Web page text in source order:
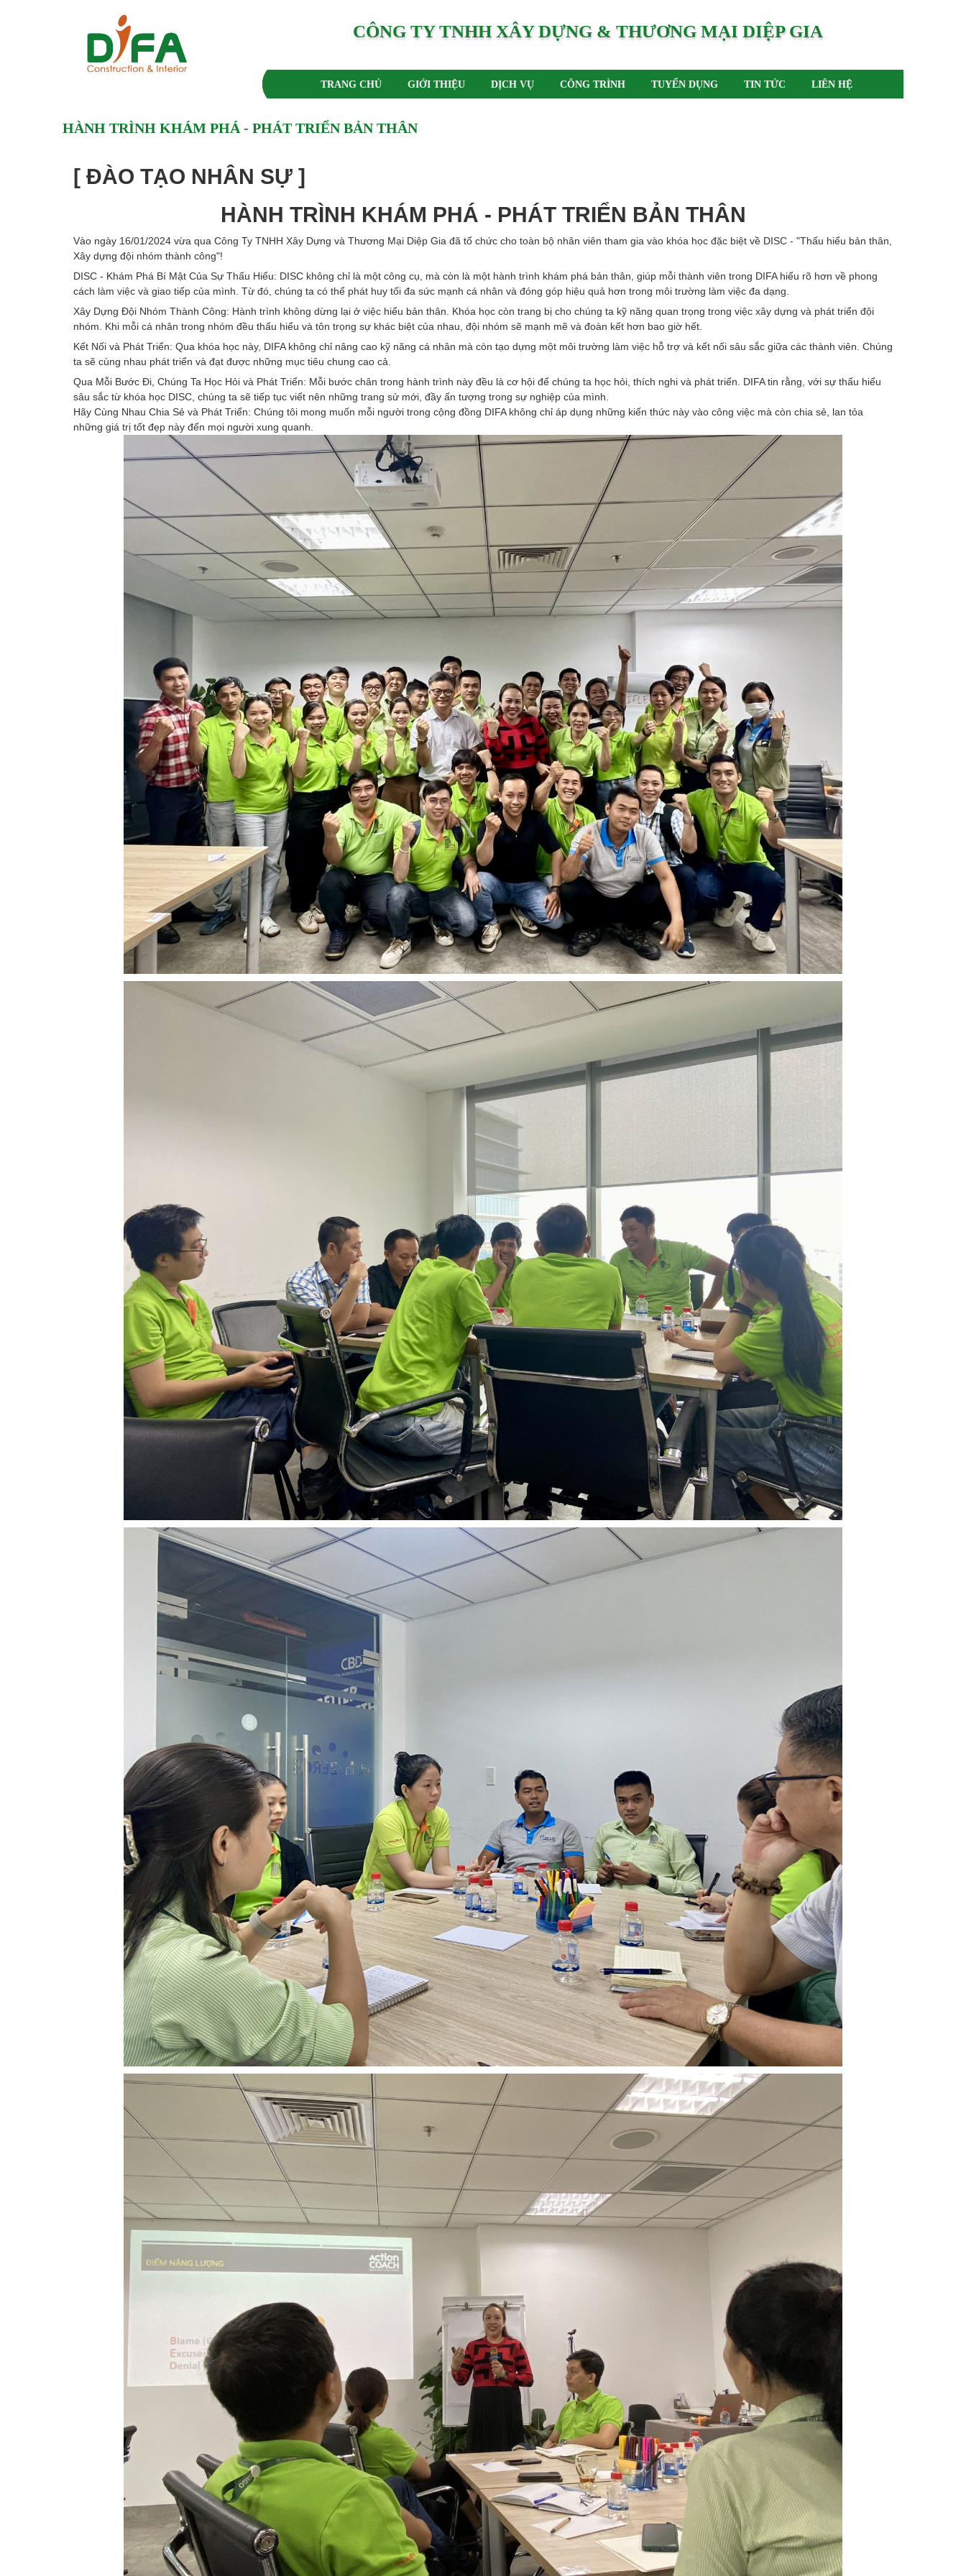
CÔNG TY TNHH XÂY DỰNG & THƯƠNG MẠI DIỆP GIA
TRANG CHỦ GIỚI THIỆU DỊCH VỤ CÔNG TRÌNH TUYỂN DỤNG TIN TỨC LIÊN HỆ
HÀNH TRÌNH KHÁM PHÁ - PHÁT TRIỂN BẢN THÂN
[ ĐÀO TẠO NHÂN SỰ ]
HÀNH TRÌNH KHÁM PHÁ - PHÁT TRIỂN BẢN THÂN
Vào ngày 16/01/2024 vừa qua Công Ty TNHH Xây Dựng và Thương Mại Diệp Gia đã tổ chức cho toàn bộ nhân viên tham gia vào khóa học đặc biệt về DISC - "Thấu hiểu bản thân,
Xây dựng đội nhóm thành công"!
DISC - Khám Phá Bí Mật Của Sự Thấu Hiểu: DISC không chỉ là một công cụ, mà còn là một hành trình khám phá bản thân, giúp mỗi thành viên trong DIFA hiểu rõ hơn về phong
cách làm việc và giao tiếp của mình. Từ đó, chúng ta có thể phát huy tối đa sức mạnh cá nhân và đóng góp hiệu quả hơn trong môi trường làm việc đa dạng.
Xây Dựng Đội Nhóm Thành Công: Hành trình không dừng lại ở việc hiểu bản thân. Khóa học còn trang bị cho chúng ta kỹ năng quan trọng trong việc xây dựng và phát triển đội
nhóm. Khi mỗi cá nhân trong nhóm đều thấu hiểu và tôn trọng sự khác biệt của nhau, đội nhóm sẽ mạnh mẽ và đoàn kết hơn bao giờ hết.
Kết Nối và Phát Triển: Qua khóa học này, DIFA không chỉ nâng cao kỹ năng cá nhân mà còn tạo dựng một môi trường làm việc hỗ trợ và kết nối sâu sắc giữa các thành viên. Chúng
ta sẽ cùng nhau phát triển và đạt được những mục tiêu chung cao cả.
Qua Mỗi Bước Đi, Chúng Ta Học Hỏi và Phát Triển: Mỗi bước chân trong hành trình này đều là cơ hội để chúng ta học hỏi, thích nghi và phát triển. DIFA tin rằng, với sự thấu hiểu
sâu sắc từ khóa học DISC, chúng ta sẽ tiếp tục viết nên những trang sử mới, đầy ấn tượng trong sự nghiệp của mình.
Hãy Cùng Nhau Chia Sẻ và Phát Triển: Chúng tôi mong muốn mỗi người trong cộng đồng DIFA không chỉ áp dụng những kiến thức này vào công việc mà còn chia sẻ, lan tỏa
những giá trị tốt đẹp này đến mọi người xung quanh.